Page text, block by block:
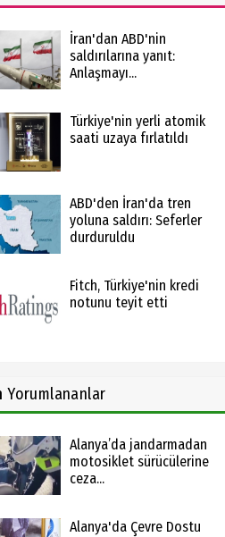
İran'dan ABD'nin
saldırılarına yanıt:
Anlaşmayı...
Türkiye'nin yerli atomik
saati uzaya fırlatıldı
ABD'den İran'da tren
yoluna saldırı: Seferler
durduruldu
Fitch, Türkiye'nin kredi
notunu teyit etti
Yorumlananlar
Alanya’da jandarmadan
motosiklet sürücülerine
ceza...
Alanya'da Çevre Dostu